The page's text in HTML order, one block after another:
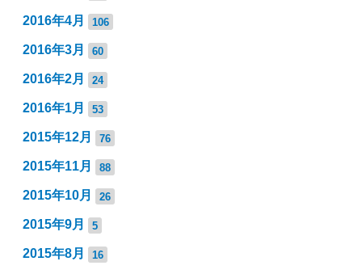
2016年4月 106
2016年3月 60
2016年2月 24
2016年1月 53
2015年12月 76
2015年11月 88
2015年10月 26
2015年9月 5
2015年8月 16